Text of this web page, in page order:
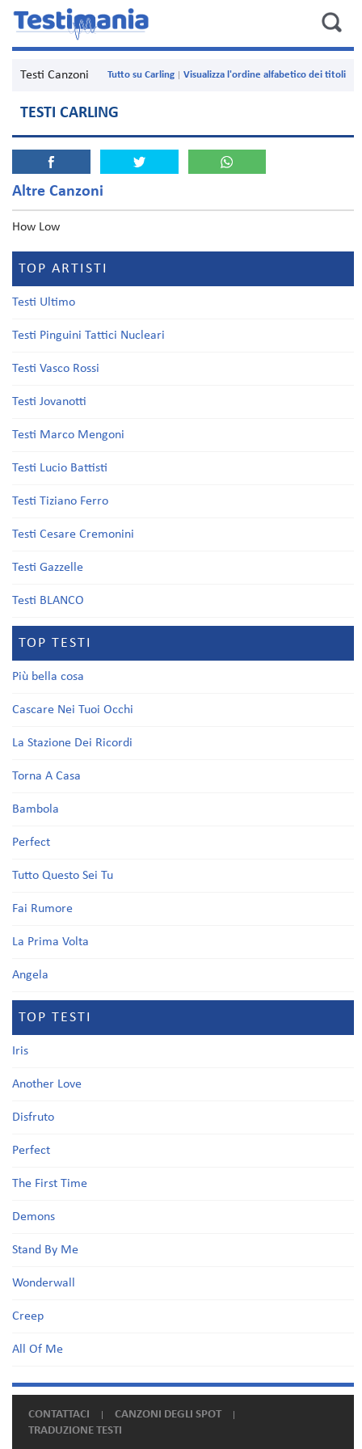
Testi Canzoni Visualizza l'ordine alfabetico dei titoli
Tutto su Carling
TESTI CARLING
Altre Canzoni
How Low
TOP ARTISTI
Testi Ultimo
Testi Pinguini Tattici Nucleari
Testi Vasco Rossi
Testi Jovanotti
Testi Marco Mengoni
Testi Lucio Battisti
Testi Tiziano Ferro
Testi Cesare Cremonini
Testi Gazzelle
Testi BLANCO
TOP TESTI
Più bella cosa
Cascare Nei Tuoi Occhi
La Stazione Dei Ricordi
Torna A Casa
Bambola
Perfect
Tutto Questo Sei Tu
Fai Rumore
La Prima Volta
Angela
TOP TESTI
Iris
Another Love
Disfruto
Perfect
The First Time
Demons
Stand By Me
Wonderwall
Creep
All Of Me
CONTATTACI
CANZONI DEGLI SPOT
TRADUZIONE TESTI